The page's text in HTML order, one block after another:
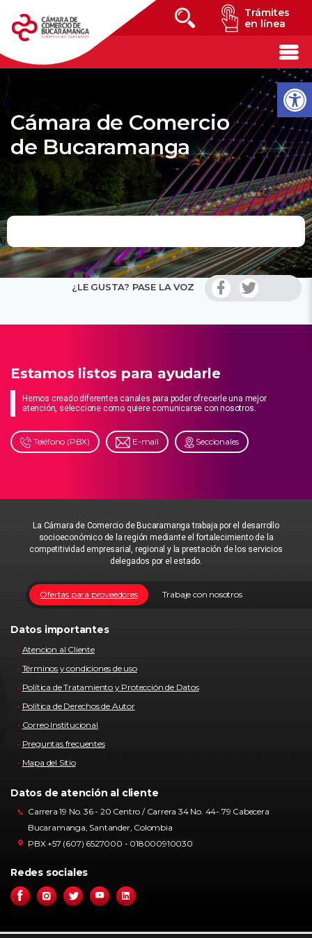
Trámites
en línea
Cámara de Comercio
de Bucaramanga
¿LE GUSTA? PASE LA VOZ
Estamos listos para ayudarle
Hemos creado diferentes canales para poder ofrecerle una mejor
atención, seleccione como quiere comunicarse con nosotros.
Teléfono (PBX) E-mail Seccionales
La Cámara de Comercio de Bucaramanga trabaja por el desarrollo
socioeconómico de la región mediante el fortalecimiento de la
competitividad empresarial, regional y la prestación de los servicios
delegados por el estado.
Trabaje con nosotros
Ofertas para proveedores
Datos importantes
Atencion al Cliente
Términos y condiciones de uso
Política de Tratamiento y Protección de Datos
Política de Derechos de Autor
Correo Institucional
Preguntas frecuentes
Mapa del Sitio
Datos de atención al cliente
Carrera 19 No. 36 - 20 Centro / Carrera 34 No. 44- 79 Cabecera
Bucaramanga, Santander, Colombia
PBX +57 (607) 6527000 - 018000910030
Redes sociales